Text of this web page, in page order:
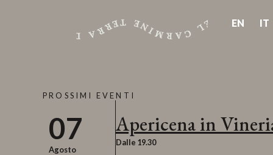
EN IT
PROSSIMI EVENTI
07
Agosto
Apericena in
Dalle 19.30